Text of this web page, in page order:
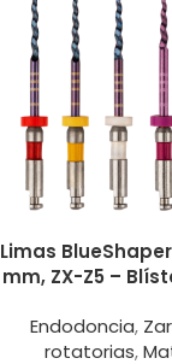
Limas
mm, ZX-Z5 –
Endodoncia,
rotatorias,